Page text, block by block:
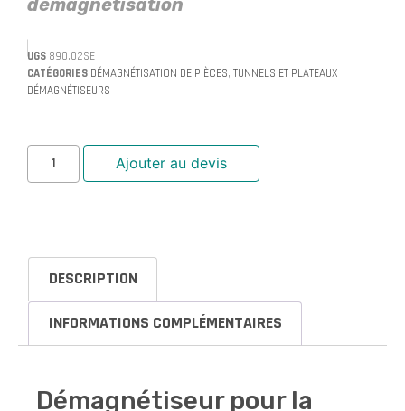
démagnétisation
UGS 890.02SE
CATÉGORIES DÉMAGNÉTISATION DE PIÈCES, TUNNELS ET PLATEAUX
DÉMAGNÉTISEURS
Ajouter au devis
DESCRIPTION
INFORMATIONS COMPLÉMENTAIRES
Démagnétiseur pour la